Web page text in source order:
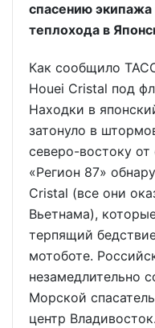
спасению
теплохода в
Как сообщило
Houei Cristal под
Находки в
затонуло в
северо-востоку
«Регион 87»
Cristal (все они
Вьетнама),
терпящий
мотоботе.
незамедлительно
Морской
центр